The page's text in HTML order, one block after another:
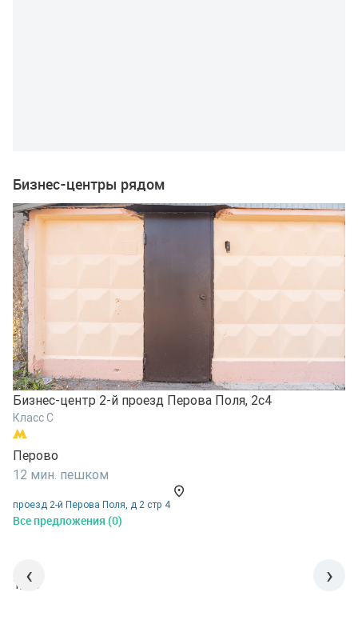
Бизнес-центры рядом
Бизнес-центр 2-й проезд Перова Поля, 2с4
Класс C
Перово
12 мин. пешком
проезд 2-й Перова Поля, д 2 стр 4
Все предложения (0)
‹ ›
1/15